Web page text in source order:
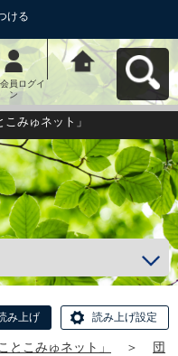
ける
員ログイ
ン
江東区コミュニ
ティ活動支援サ
イト「ことこみ
ゅネット」へ戻
る
みゅネット」
み上げ 読み上げ設定
とこみゅネット」 ＞
団